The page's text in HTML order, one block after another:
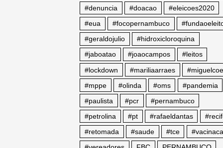
#denuncia
#doacao
#eleicoes2020
#eua
#focopernambuco
#geraldojulio
#hidroxicloroquina
#jaboatao
#joaocampos
#leitos
#lockdown
#mariliaarraes
#mppe
#olinda #oms
#pandemia
#paulista
#pcr
#pernambuco
#petrolina
#pt #rafaeldantas
#retomada
#saude #tce